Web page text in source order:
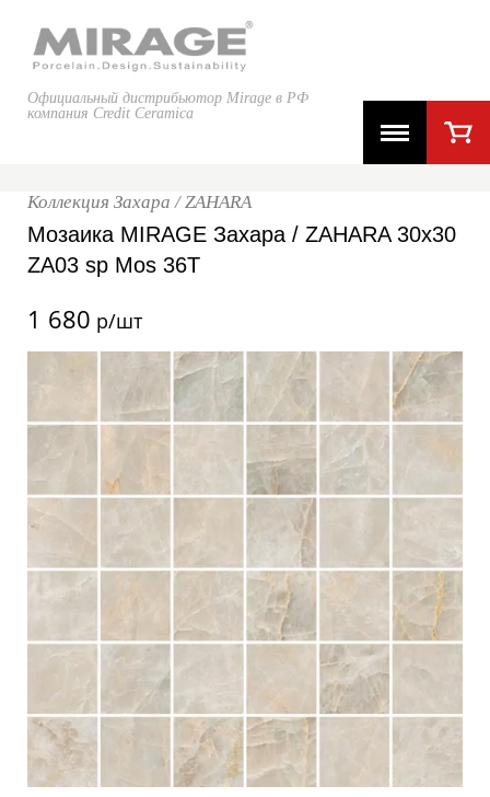
Официальный дистрибьютор Mirage в РФ
компания Credit Ceramica
Коллекция Захара / ZAHARA
Мозаика MIRAGE Захара / ZAHARA 30x30
ZA03 sp Mos 36T
1 680 р/шт